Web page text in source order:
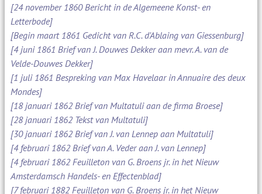
[24 november 1860 Bericht in de Algemeene Konst- en
Letterbode]
[Begin maart 1861 Gedicht van R.C. d'Ablaing van Giessenburg]
[4 juni 1861 Brief van J. Douwes Dekker aan mevr. A. van de
Velde-Douwes Dekker]
[1 juli 1861 Bespreking van Max Havelaar in Annuaire des deux
Mondes]
[18 januari 1862 Brief van Multatuli aan de firma Broese]
[28 januari 1862 Tekst van Multatuli]
[30 januari 1862 Brief van J. van Lennep aan Multatuli]
[4 februari 1862 Brief van A. Veder aan J. van Lennep]
[4 februari 1862 Feuilleton van G. Broens jr. in het Nieuw
Amsterdamsch Handels- en Effectenblad]
[7 februari 1882 Feuilleton van G. Broens jr. in het Nieuw